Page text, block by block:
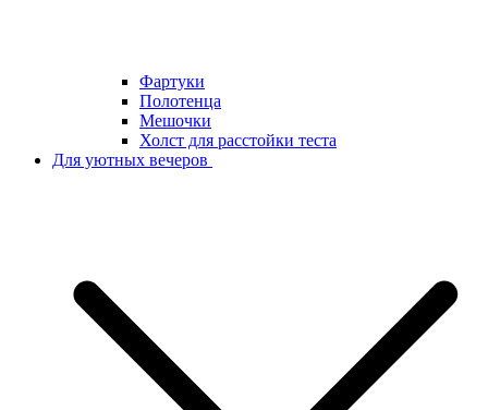
Фартуки
Полотенца
Мешочки
Холст для расстойки теста
Для уютных вечеров